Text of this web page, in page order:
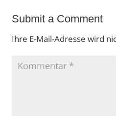
Submit a Comment
Ihre E-Mail-Adresse wird